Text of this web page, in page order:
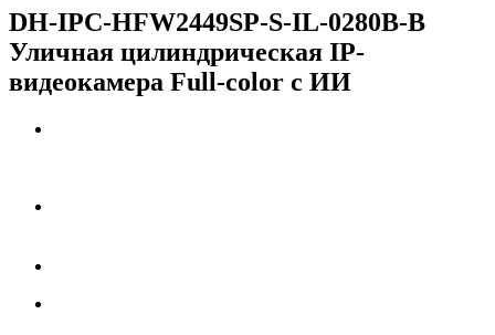
DH-IPC-HFW2449SP-S-IL-0280B-B
Уличная цилиндрическая IP-
видеокамера Full-color с ИИ